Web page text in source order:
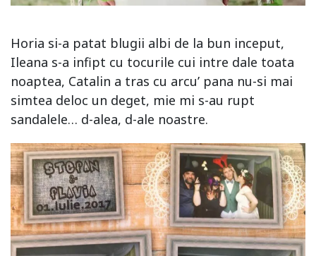
Horia si-a patat blugii albi de la bun inceput,
Ileana s-a infipt cu tocurile cui intre dale toata
noaptea, Catalin a tras cu arcu’ pana nu-si mai
simtea deloc un deget, mie mi s-au rupt
sandalele… d-alea, d-ale noastre.